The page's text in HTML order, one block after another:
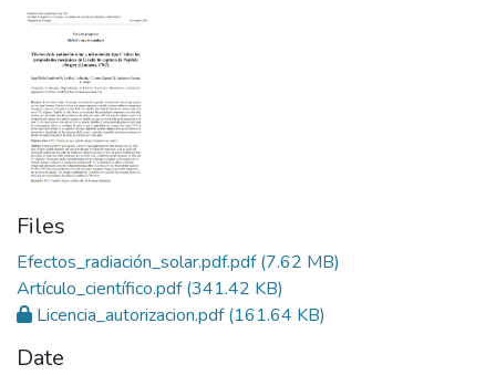
Files
Efectos_radiación_solar.pdf.pdf(7.62 MB)
Artículo_científico.pdf(341.42 KB)
Licencia_autorizacion.pdf(161.64 KB)
Date